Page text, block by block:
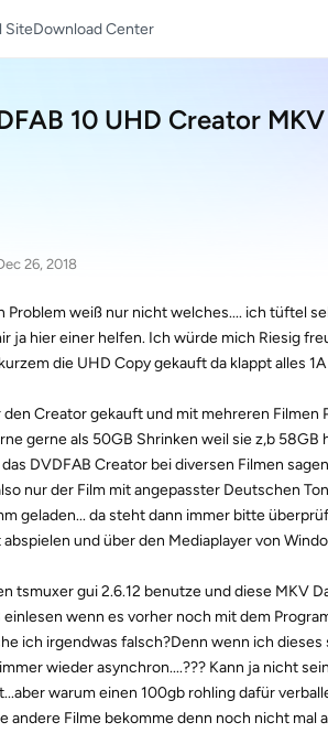
SiteDownload Center
10 UHD Creator
26, 2018
Problem weiß nur nicht welches.... ich tüftel
ja hier einer helfen. Ich würde mich Riesig
die UHD Copy gekauft da klappt alles
Creator gekauft und mit mehreren Filmen
gerne als 50GB Shrinken weil sie z,b 58GB
DVDFAB Creator bei diversen Filmen
nur der Film mit angepasster Deutschen
geladen... da steht dann immer bitte
und über den Mediaplayer von
tsmuxer gui 2.6.12 benutze und diese MKV
einlesen wenn es vorher noch mit dem
ich irgendwas falsch?Denn wenn ich
wieder asynchron....??? Kann ja nicht
warum einen 100gb rohling dafür
andere Filme bekomme denn noch nicht mal